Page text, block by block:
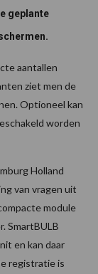
geplante
aantallen
ziet men de
Optioneel kan
worden
Holland
van vragen uit
module
SmartBULB
en kan daar
registratie is